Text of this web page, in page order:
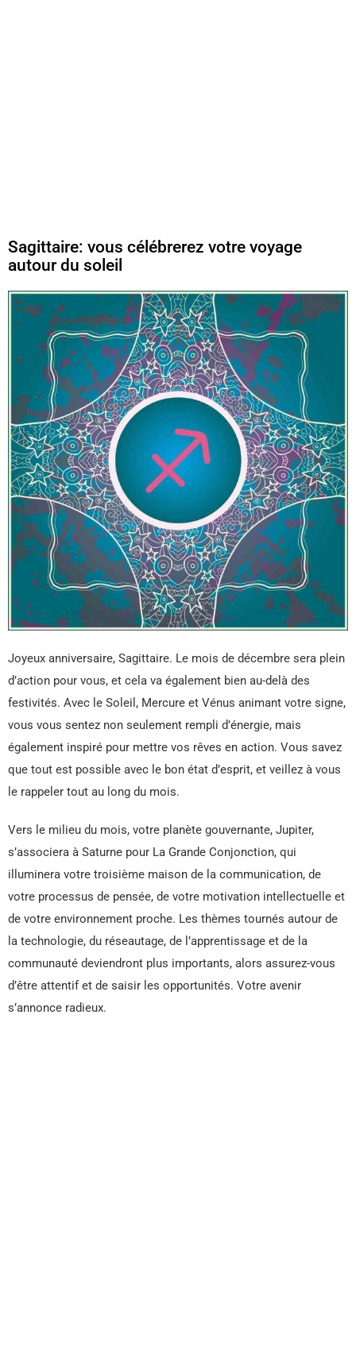
Sagittaire: vous célébrerez votre voyage
autour du soleil
Joyeux anniversaire, Sagittaire. Le mois de décembre sera plein
d’action pour vous, et cela va également bien au-delà des
festivités. Avec le Soleil, Mercure et Vénus animant votre signe,
vous vous sentez non seulement rempli d’énergie, mais
également inspiré pour mettre vos rêves en action. Vous savez
que tout est possible avec le bon état d’esprit, et veillez à vous
le rappeler tout au long du mois.
Vers le milieu du mois, votre planète gouvernante, Jupiter,
s’associera à Saturne pour La Grande Conjonction, qui
illuminera votre troisième maison de la communication, de
votre processus de pensée, de votre motivation intellectuelle et
de votre environnement proche. Les thèmes tournés autour de
la technologie, du réseautage, de l’apprentissage et de la
communauté deviendront plus importants, alors assurez-vous
d’être attentif et de saisir les opportunités. Votre avenir
s’annonce radieux.